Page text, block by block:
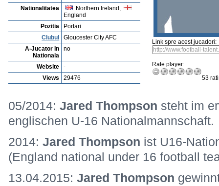
Nationalitatea
Northern Ireland,
England
Pozitia
Portari
Clubul
Gloucester City AFC
A-Jucator In
Nationala
no
Website
-
Views
29476
Link spre acest jucadori:
Rate player:
53
05/2014:Jared Thompson steht im
englischen U-16 Nationalmannschaft.
2014:Jared Thompson ist U16-
(England national under 16 football
13.04.2015:Jared Thompson